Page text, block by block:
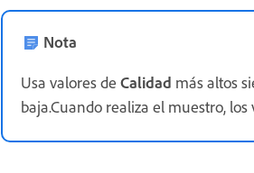
Nota
Usa valores de Calidad más altos
baja.Cuando realiza el muestro,